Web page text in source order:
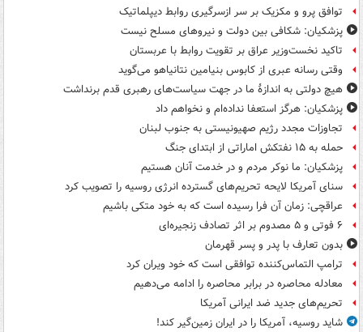
توافق پرو و مکزیک بر سر ازسرگیری روابط دیپلماتیک
پزشکیان: شکافی بین دولت و نیروهای مسلح نیست
تاکید نخست‌وزیر عراق بر تقویت روابط با عربستان
وقتی رسانه عبری از کابوس بنیامین نتانیاهو می‌گوید
هیچ دولتی به اندازۀ ما در جهت سیاست‌های رهبری قدم برنداشت
پزشکیان: هرگز استعفا نداده‌ام و نخواهم داد
تجاوزات مجدد رژیم صهیونیستی به جنوب لبنان
حمله به ۱۵ نفتکش‌ اماراتی از ابتدای جنگ
پزشکیان: ما نوکر مردم و در خدمت آنان هستیم
سنای آمریکا لایحه تحریم‌های گسترده انرژی روسیه را تصویب کرد
عراقچی: زمان آن فرا رسیده است که به خود متکی باشیم
۶ فوتی و ۵ مصدوم بر اثر تصادف زنجیره‌ای
بدون تعارف با پدر و پسر قهرمان
ترامپ التماس‌کننده توافقی است که خود ویران کرد
معادله محاصره در برابر محاصره را ادامه می‌دهیم
تحریم‌های جدید ضد ایرانی آمریکا
شاید روسیه، آمریکا را در ایران زمین‌گیر کند!